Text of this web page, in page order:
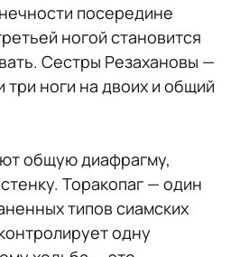
посередине
ногой становится
Сестры Резахановы —
ноги на двоих и общий
общую диафрагму,
Торакопаг — один
типов сиамских
одну